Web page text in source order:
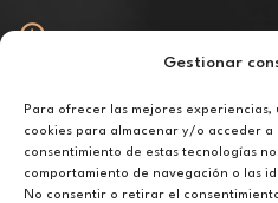
Gestionar
Para ofrecer las mejores experiencias,
cookies para almacenar y/o acceder a
consentimiento de estas tecnologías
comportamiento de navegación o las
No consentir o retirar el
De lunes a viernes de 10h a
Aviso legal
Política de privacidad